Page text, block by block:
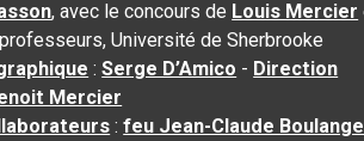
, avec le concours de Louis Mercier
Université de Sherbrooke
:Serge D’Amico - Direction
Mercier
:feu Jean-Claude